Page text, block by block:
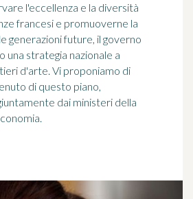
l'eccellenza e la diversità
francesi e promuoverne la
generazioni future, il governo
una strategia nazionale a
d'arte. Vi proponiamo di
di questo piano,
dai ministeri della